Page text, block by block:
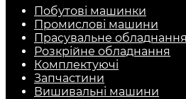
Побутові машинки
Промислові машини
Прасувальне обладнання
Розкрійне обладнання
Комплектуючі
Запчастини
Вишивальні машини